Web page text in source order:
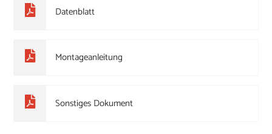
Datenblatt
Montageanleitung
Sonstiges Dokument